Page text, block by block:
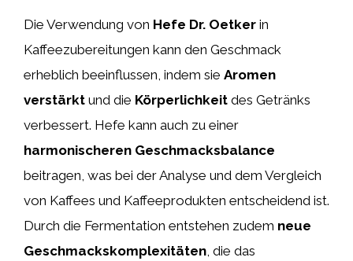
Die Verwendung von Hefe Dr. Oetker in
Kaffeezubereitungen kann den Geschmack
erheblich beeinflussen, indem sie Aromen
verstärkt und die Körperlichkeit des Getränks
verbessert. Hefe kann auch zu einer
harmonischeren Geschmacksbalance
beitragen, was bei der Analyse und dem Vergleich
von Kaffees und Kaffeeprodukten entscheidend ist.
Durch die Fermentation entstehen zudem neue
Geschmackskomplexitäten , die das